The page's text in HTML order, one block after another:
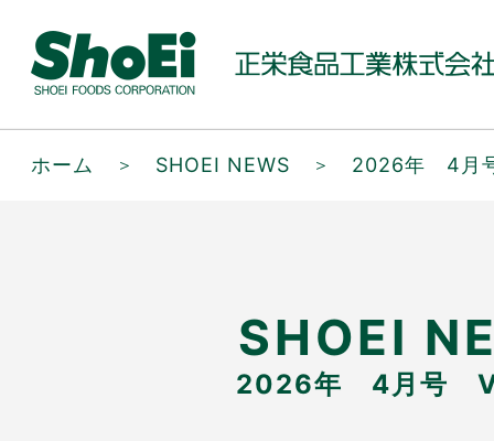
ホーム ＞ SHOEI NEWS ＞ 2026年 4月
SHOEI
2026年 4月号